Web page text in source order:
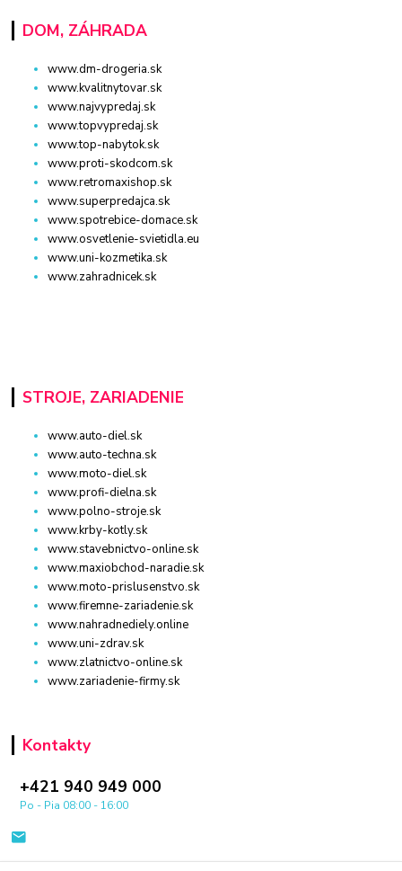
DOM, ZÁHRADA
www.dm-drogeria.sk
www.kvalitnytovar.sk
www.najvypredaj.sk
www.topvypredaj.sk
www.top-nabytok.sk
www.proti-skodcom.sk
www.retromaxishop.sk
www.superpredajca.sk
www.spotrebice-domace.sk
www.osvetlenie-svietidla.eu
www.uni-kozmetika.sk
www.zahradnicek.sk
STROJE, ZARIADENIE
www.auto-diel.sk
www.auto-techna.sk
www.moto-diel.sk
www.profi-dielna.sk
www.polno-stroje.sk
www.krby-kotly.sk
www.stavebnictvo-online.sk
www.maxiobchod-naradie.sk
www.moto-prislusenstvo.sk
www.firemne-zariadenie.sk
www.nahradnediely.online
www.uni-zdrav.sk
www.zlatnictvo-online.sk
www.zariadenie-firmy.sk
Kontakty
+421 940 949 000
Po - Pia 08:00 - 16:00